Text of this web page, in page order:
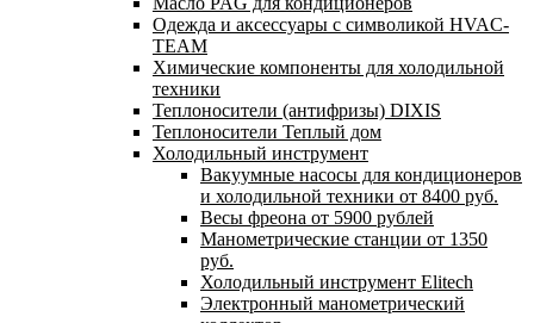
Одежда и аксессуары с символикой HVAC-
TEAM
Химические компоненты для холодильной
техники
Теплоносители (антифризы) DIXIS
Теплоносители Теплый дом
Холодильный инструмент
Вакуумные насосы для кондиционеров
и холодильной техники от 8400 руб.
Весы фреона от 5900 рублей
Манометрические станции от 1350
руб.
Холодильный инструмент Elitech
Электронный манометрический